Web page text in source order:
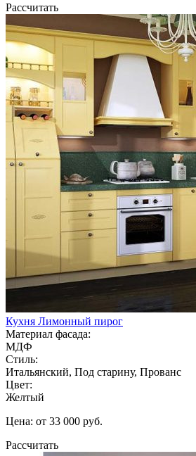
Рассчитать
Кухня Лимонный пирог
Материал фасада:
МДФ
Стиль:
Итальянский, Под старину, Прованс
Цвет:
Желтый
Цена: от 33 000 руб.
Рассчитать